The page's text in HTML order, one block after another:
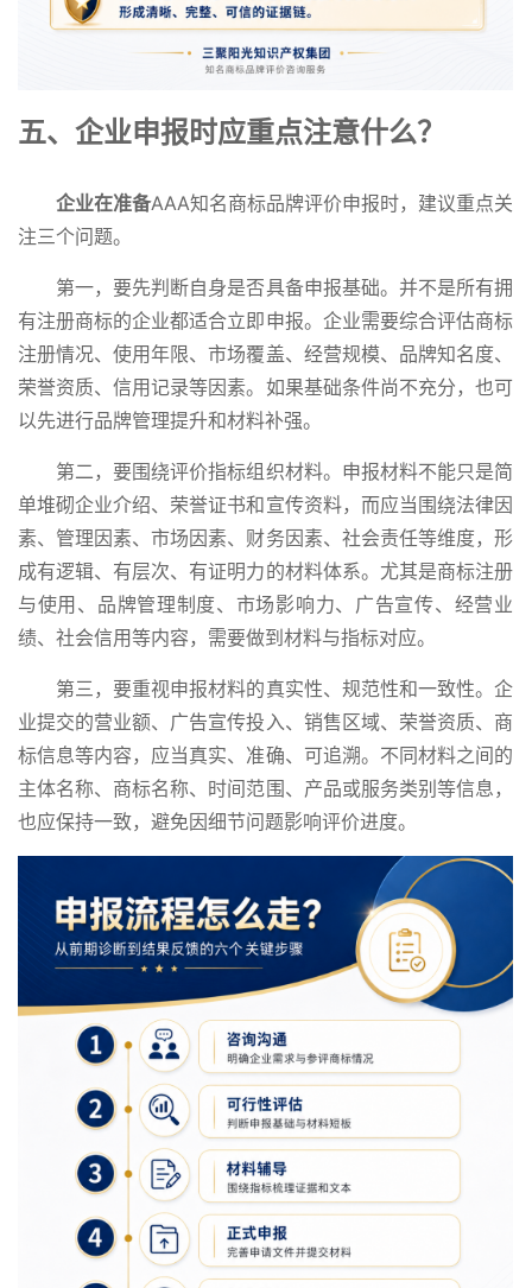
五、企业申报时应重点注意什么？
企业在准备AAA知名商标品牌评价申报时，建议重点关
注三个问题。
第一，要先判断自身是否具备申报基础。并不是所有拥
有注册商标的企业都适合立即申报。企业需要综合评估商标
注册情况、使用年限、市场覆盖、经营规模、品牌知名度、
荣誉资质、信用记录等因素。如果基础条件尚不充分，也可
以先进行品牌管理提升和材料补强。
第二，要围绕评价指标组织材料。申报材料不能只是简
单堆砌企业介绍、荣誉证书和宣传资料，而应当围绕法律因
素、管理因素、市场因素、财务因素、社会责任等维度，形
成有逻辑、有层次、有证明力的材料体系。尤其是商标注册
与使用、品牌管理制度、市场影响力、广告宣传、经营业
绩、社会信用等内容，需要做到材料与指标对应。
第三，要重视申报材料的真实性、规范性和一致性。企
业提交的营业额、广告宣传投入、销售区域、荣誉资质、商
标信息等内容，应当真实、准确、可追溯。不同材料之间的
主体名称、商标名称、时间范围、产品或服务类别等信息，
也应保持一致，避免因细节问题影响评价进度。